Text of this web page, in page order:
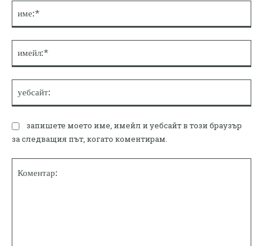
запишете моето име, имейл и уебсайт в този браузър
за следващия път, когато коментирам.